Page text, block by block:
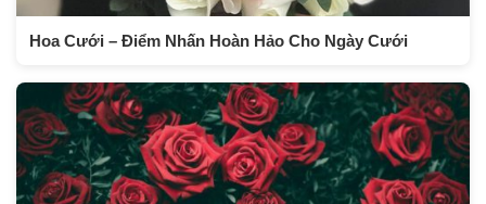
Hoa Cưới – Điểm Nhấn Hoàn Hảo Cho Ngày Cưới